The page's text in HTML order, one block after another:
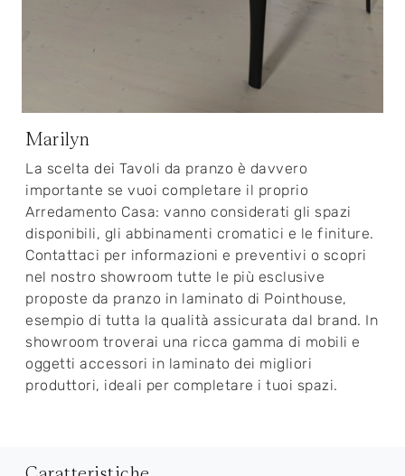
Marilyn
La scelta dei Tavoli da pranzo è davvero
importante se vuoi completare il proprio
Arredamento Casa: vanno considerati gli spazi
disponibili, gli abbinamenti cromatici e le finiture.
Contattaci per informazioni e preventivi o scopri
nel nostro showroom tutte le più esclusive
proposte da pranzo in laminato di Pointhouse,
esempio di tutta la qualità assicurata dal brand. In
showroom troverai una ricca gamma di mobili e
oggetti accessori in laminato dei migliori
produttori, ideali per completare i tuoi spazi.